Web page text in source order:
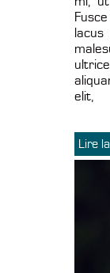
elit,
Lire